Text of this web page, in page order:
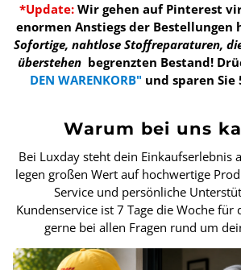
*Update: Wir gehen auf Pinterest
enormen Anstiegs der Bestellungen
Sofortige, nahtlose Stoffreparaturen,
überstehen begrenzten Bestand!
DEN WARENKORB" und sparen
Warum bei uns
Bei Luxday steht dein Einkaufserlebnis
legen großen Wert auf hochwertige
Service und persönliche
Kundenservice ist 7 Tage die Woche
gerne bei allen Fragen rund um